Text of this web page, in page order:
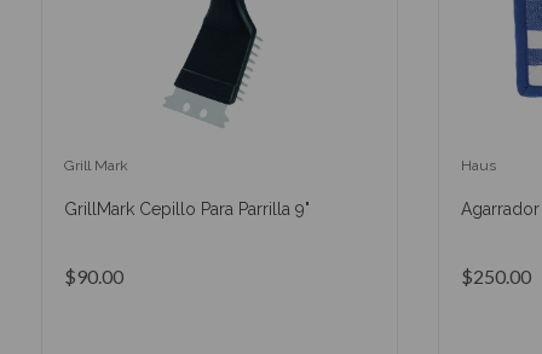
Grill Mark
GrillMark Cepillo Para Parrilla 9"
$90.00
Haus
$250.00